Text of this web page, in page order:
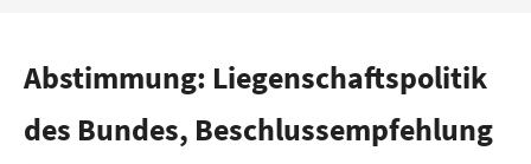
Abstimmung: Liegenschaftspolitik
des Bundes, Beschlussempfehlung